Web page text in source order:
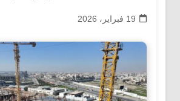
19 فبراير، 2026